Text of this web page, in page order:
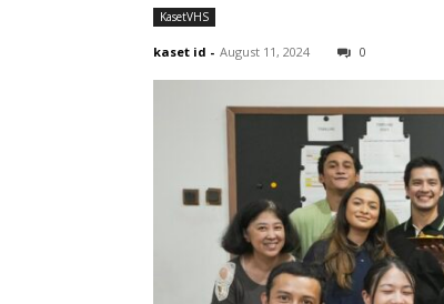
KasetVHS
kaset id - August 11, 2024 0